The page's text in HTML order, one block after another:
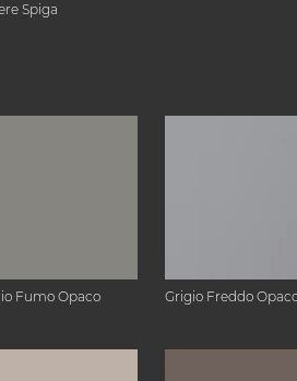
Spiga
Fumo Opaco Grigio Freddo